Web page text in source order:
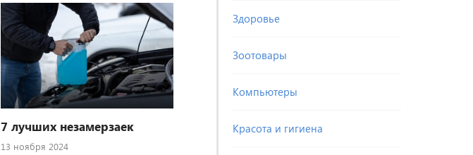
Здоровье
Зоотовары
Компьютеры
Красота и гигиена
7 лучших незамерзаек
13 ноября 2024